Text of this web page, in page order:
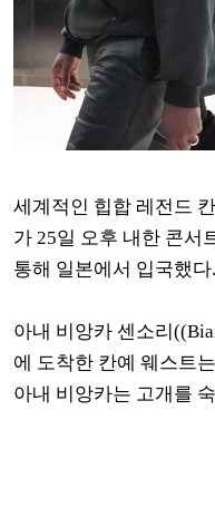
세계적인 힙합 레전드
가 25일 오후 내한 콘서
통해 일본에서 입국했다.
아내 비앙카 센소리
에 도착한 칸예 웨스트
아내 비앙카는 고개를